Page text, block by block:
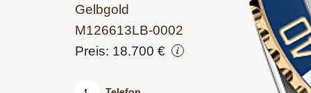
Gelbgold
M126613LB‑0002
Preis: 18.700 €